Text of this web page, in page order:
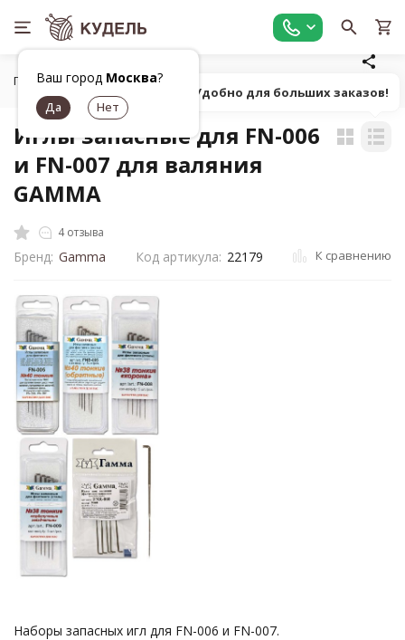
Ваш город Москва?
Главная Товары для валяния
Иглы запасные для FN-006
и FN-007 для валяния
GAMMA
4 отзыва
Бренд: Gamma Код артикула: 22179 К сравнению
Наборы запасных игл для FN-006 и FN-007.
Попробуй! Удобно для больших заказов!